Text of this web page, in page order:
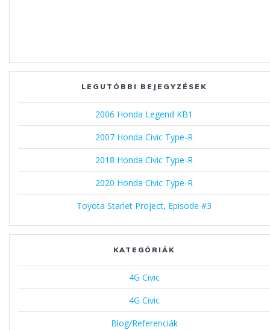
LEGUTÓBBI BEJEGYZÉSEK
2006 Honda Legend KB1
2007 Honda Civic Type-R
2018 Honda Civic Type-R
2020 Honda Civic Type-R
Toyota Starlet Project, Episode #3
KATEGÓRIÁK
4G Civic
4G Civic
Blog/Referenciák